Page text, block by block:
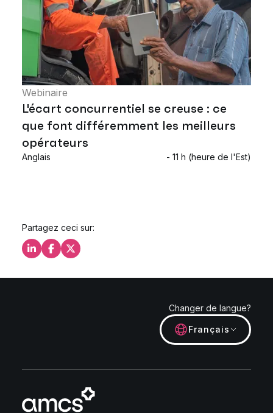
Webinaire
L'écart concurrentiel se creuse : ce
que font différemment les meilleurs
opérateurs
Anglais - 11 h (heure de l'Est)
Partagez ceci sur:
Partagez ceci sur LinkedIn
Partagez ceci sur Facebook
Partagez ceci sur X
Changer de langue?
Français